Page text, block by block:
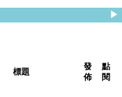
▶
標題
發
佈
點
閱